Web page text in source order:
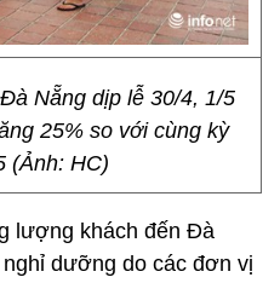
Nẵng dịp lễ 30/4, 1/5
25% so với cùng kỳ
(Ảnh: HC)
lượng khách đến Đà
dưỡng do các đơn vị